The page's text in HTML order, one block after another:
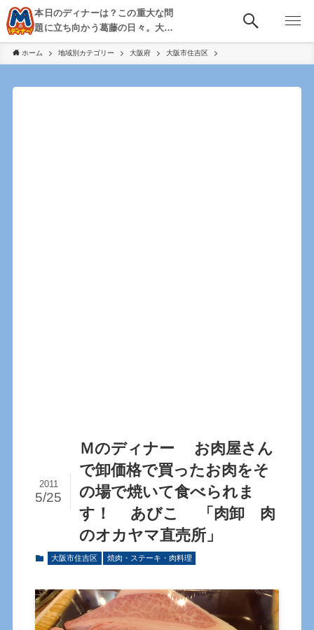
本日のディナーは？この重大な問
題に立ち向かう葛藤の日々。大
阪・京都・神戸を中心とした食べ
歩き、飲み歩きを綴る。
ホーム 地域別カテゴリー 大阪府 大阪市住吉区
Ｍのディナー お肉屋さん
で卸価格で買ったお肉をそ
の場で焼いて食べられま
す！ あびこ 「肉卸 肉
のオカヤマ直売所」
2011
5/25
大阪市住吉区 焼肉・ステーキ・肉料理